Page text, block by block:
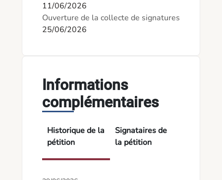
11/06/2026
Ouverture de la collecte de signatures
25/06/2026
Informations
complémentaires
Historique de la
pétition
Signataires de
la pétition